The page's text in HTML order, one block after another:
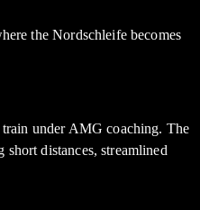
the Nordschleife becomes
under AMG coaching. The
distances, streamlined